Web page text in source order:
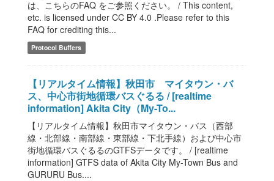
は、こちらのFAQ をご参照ください。 / This content,
etc. is licensed under CC BY 4.0 .Please refer to this
FAQ for crediting this...
Protocol Buffers
【リアルタイム情報】秋田市 マイタウン・バ
ス、中心市街地循環バスぐるる / [realtime
information] Akita City（My-To...
【リアルタイム情報】秋田市マイタウン・バス（西部
線・北部線・南部線・東部線・下北手線）および中心市
街地循環バスぐるるのGTFSデータです。 / [realtime
information] GTFS data of Akita City My-Town Bus and
GURURU Bus....